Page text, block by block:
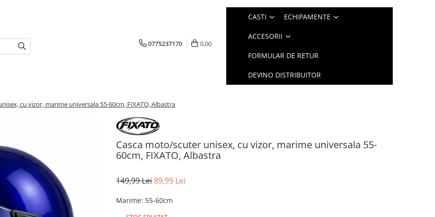
0775237170 0,00
CASTI ECHIPAMENTE
ACCESORII
FORMULAR DE RETUR
DEVINO DISTRIBUITOR
cu vizor, marime universala 55-60cm, FIXATO, Albastra
Casca moto/scuter unisex, cu vizor, marime universala 55-
60cm, FIXATO, Albastra
149,99 Lei89,99 Lei
Marime: 55-60cm